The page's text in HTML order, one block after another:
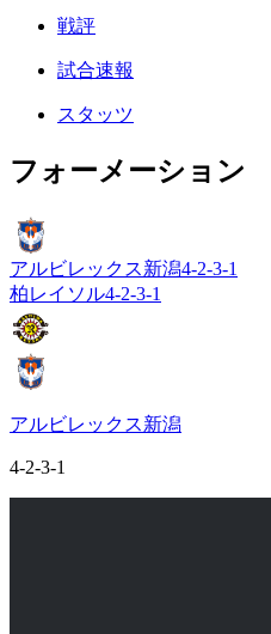
戦評
試合速報
スタッツ
フォーメーション
アルビレックス新潟4-2-3-1
柏レイソル4-2-3-1
アルビレックス新潟
4-2-3-1